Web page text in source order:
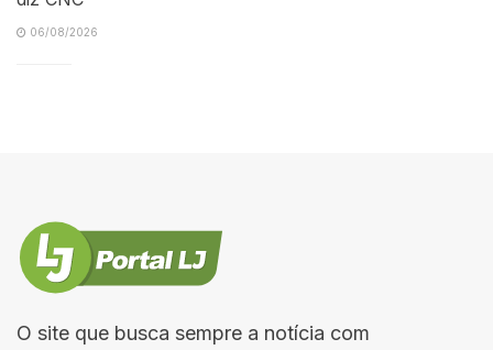
06/08/2026
O site que busca sempre a notícia com